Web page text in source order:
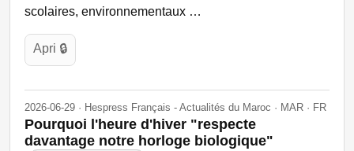
scolaires, environnementaux …
Apri 🔒
2026-06-29 · Hespress Français - Actualités du Maroc · MAR · FR
Pourquoi l'heure d'hiver "respecte
davantage notre horloge biologique"